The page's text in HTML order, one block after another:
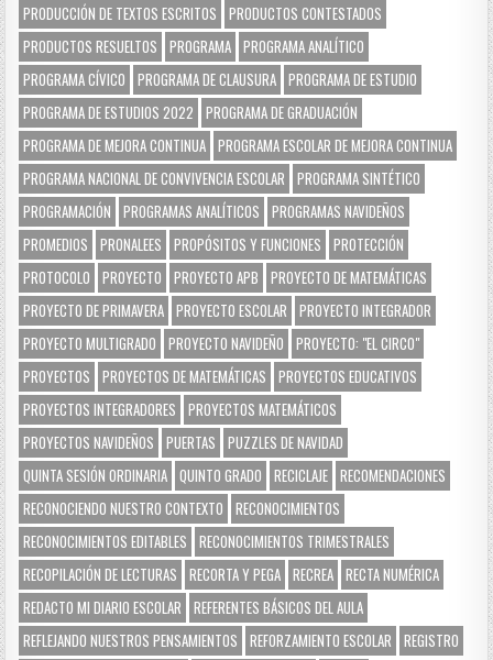
PRODUCCIÓN DE TEXTOS ESCRITOS
PRODUCTOS CONTESTADOS
PRODUCTOS RESUELTOS
PROGRAMA PROGRAMA ANALÍTICO
PROGRAMA CÍVICO
PROGRAMA DE CLAUSURA PROGRAMA DE ESTUDIO
PROGRAMA DE ESTUDIOS 2022
PROGRAMA DE GRADUACIÓN
PROGRAMA DE MEJORA CONTINUA PROGRAMA ESCOLAR DE MEJORA CONTINUA
PROGRAMA NACIONAL DE CONVIVENCIA ESCOLAR
PROGRAMA SINTÉTICO
PROGRAMACIÓN
PROGRAMAS ANALÍTICOS
PROGRAMAS NAVIDEÑOS
PROMEDIOS
PRONALEES PROPÓSITOS Y FUNCIONES
PROTECCIÓN
PROTOCOLO
PROYECTO PROYECTO APB
PROYECTO DE MATEMÁTICAS
PROYECTO DE PRIMAVERA PROYECTO ESCOLAR
PROYECTO INTEGRADOR
PROYECTO MULTIGRADO
PROYECTO NAVIDEÑO
PROYECTO: "EL CIRCO"
PROYECTOS
PROYECTOS DE MATEMÁTICAS
PROYECTOS EDUCATIVOS
PROYECTOS INTEGRADORES
PROYECTOS MATEMÁTICOS
PROYECTOS NAVIDEÑOS
PUERTAS
PUZZLES DE NAVIDAD
QUINTA SESIÓN ORDINARIA QUINTO GRADO RECICLAJE RECOMENDACIONES
RECONOCIENDO NUESTRO CONTEXTO
RECONOCIMIENTOS
RECONOCIMIENTOS EDITABLES
RECONOCIMIENTOS TRIMESTRALES
RECOPILACIÓN DE LECTURAS
RECORTA Y PEGA RECREA RECTA NUMÉRICA
REDACTO MI DIARIO ESCOLAR
REFERENTES BÁSICOS DEL AULA
REFLEJANDO NUESTROS PENSAMIENTOS
REFORZAMIENTO ESCOLAR
REGISTRO